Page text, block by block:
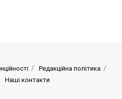
Редакційна політика
Наші контакти